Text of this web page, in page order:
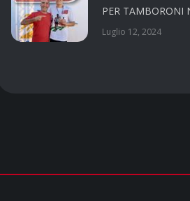
PER TAMBORONI
Luglio 12, 2024